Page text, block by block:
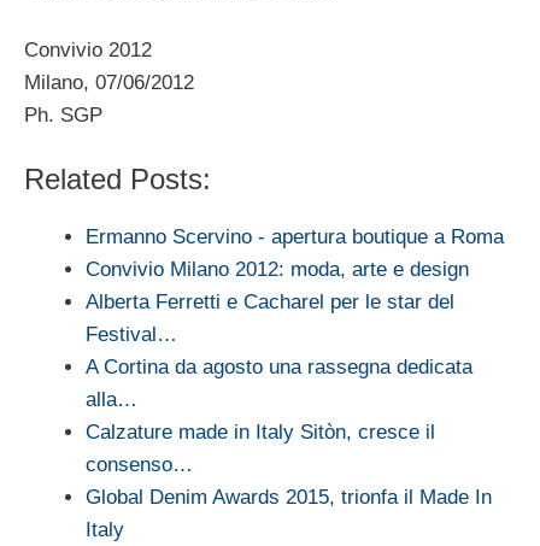
Convivio 2012
Milano, 07/06/2012
Ph. SGP
Related Posts:
Ermanno Scervino - apertura boutique a Roma
Convivio Milano 2012: moda, arte e design
Alberta Ferretti e Cacharel per le star del
Festival…
A Cortina da agosto una rassegna dedicata
alla…
Calzature made in Italy Sitòn, cresce il
consenso…
Global Denim Awards 2015, trionfa il Made In
Italy